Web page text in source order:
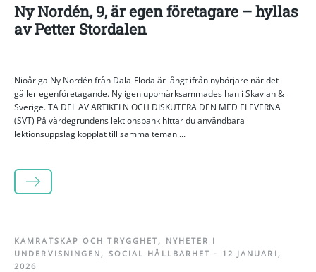
Ny Nordén, 9, är egen företagare – hyllas
av Petter Stordalen
Nioåriga Ny Nordén från Dala-Floda är långt ifrån nybörjare när det
gäller egenföretagande. Nyligen uppmärksammades han i Skavlan &
Sverige. TA DEL AV ARTIKELN OCH DISKUTERA DEN MED ELEVERNA
(SVT) På värdegrundens lektionsbank hittar du användbara
lektionsuppslag kopplat till samma teman ...
LÄS MER
KAMRATSKAP OCH TRYGGHET,
NYHETER I
UNDERVISNINGEN , SOCIAL HÅLLBARHET - 12 JANUARI,
2026